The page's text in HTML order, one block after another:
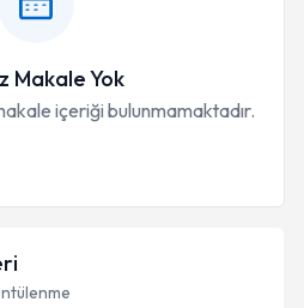
Makale Yok
içeriği bulunmamaktadır.